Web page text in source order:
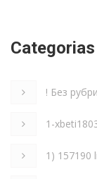
Categorias
! Без
1-
1) 157190